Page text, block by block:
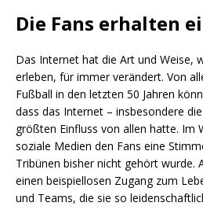
Die Fans erhalten
Das Internet hat die Art und Weise,
erleben, für immer verändert. Von
Fußball in den letzten 50 Jahren
dass das Internet – insbesondere
größten Einfluss von allen hatte. Im
soziale Medien den Fans eine
Tribünen bisher nicht gehört wurde.
einen beispiellosen Zugang zum
und Teams, die sie so